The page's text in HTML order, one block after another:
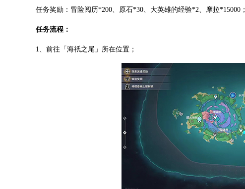
任务奖励：冒险阅历*200、原石*30、大英雄的经验*2、摩拉*15000；
任务流程：
1、前往「海祇之尾」所在位置；